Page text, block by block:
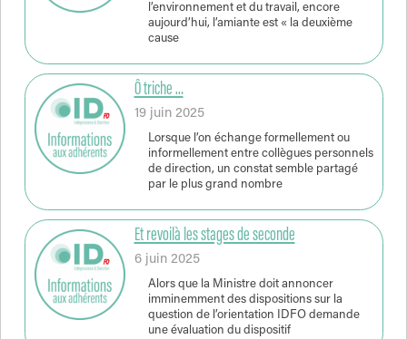
l’environnement et du travail, encore
aujourd’hui, l’amiante est « la deuxième
cause
Ô triche …
19 juin 2025
Lorsque l’on échange formellement ou
informellement entre collègues personnels
de direction, un constat semble partagé
par le plus grand nombre
Et revoilà les stages de seconde
6 juin 2025
Alors que la Ministre doit annoncer
imminemment des dispositions sur la
question de l’orientation IDFO demande
une évaluation du dispositif